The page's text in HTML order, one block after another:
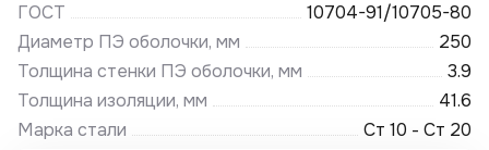
ГОСТ
10704-91/10705-80
Диаметр ПЭ оболочки, мм
250
Толщина стенки ПЭ оболочки, мм
3.9
Толщина изоляции, мм
41.6
Марка стали
Ст 10 - Ст 20